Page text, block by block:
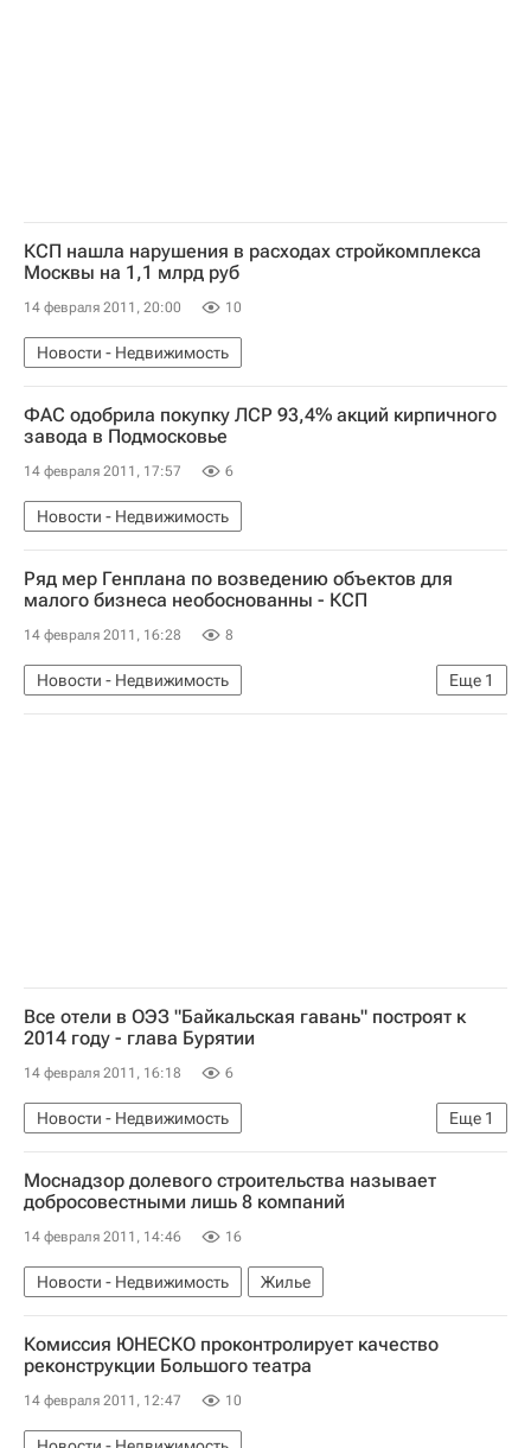
КСП нашла нарушения в расходах стройкомплекса
Москвы на 1,1 млрд руб
14 февраля 2011, 20:00 10
Новости - Недвижимость
ФАС одобрила покупку ЛСР 93,4% акций кирпичного
завода в Подмосковье
14 февраля 2011, 17:57 6
Новости - Недвижимость
Ряд мер Генплана по возведению объектов для
малого бизнеса необоснованны - КСП
14 февраля 2011, 16:28 8
Еще 1
Новости - Недвижимость
Коммерческая недвижимость
Все отели в ОЭЗ "Байкальская гавань" построят к
2014 году - глава Бурятии
14 февраля 2011, 16:18 6
Еще 1
Новости - Недвижимость
Коммерческая недвижимость
Моснадзор долевого строительства называет
добросовестными лишь 8 компаний
14 февраля 2011, 14:46 16
Новости - Недвижимость Жилье
Комиссия ЮНЕСКО проконтролирует качество
реконструкции Большого театра
14 февраля 2011, 12:47 10